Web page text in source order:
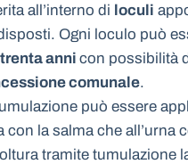
all’interno di loculi
Ogni loculo può
trenta anni con possibilità
comunale.
può essere
con la salma che all’urna
tramite tumulazione